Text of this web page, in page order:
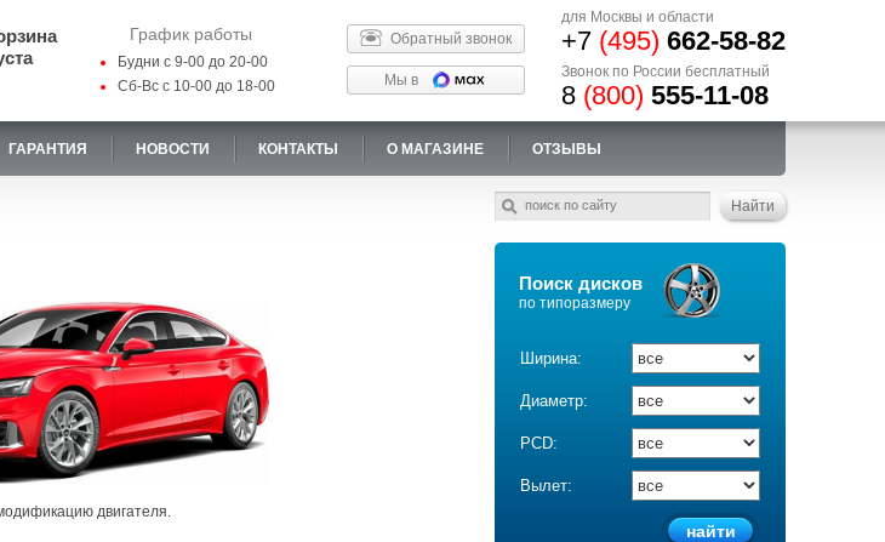
График работы
Будни с 9-00 до 20-00
Сб-Вс с 10-00 до 18-00
Обратный звонок
Мы в
для Москвы и области
+7 (495) 662-58-82
Звонок по России бесплатный
8 (800) 555-11-08
ГАРАНТИЯ НОВОСТИ КОНТАКТЫ О МАГАЗИНЕ ОТЗЫВЫ
Поиск дисков
по типоразмеру
Ширина:
Диаметр:
PCD:
Вылет:
двигателя.